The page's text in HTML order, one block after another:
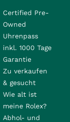
Certified Pre-
Owned
Uhrenpass
inkl. 1000 Tage
Garantie
Zu verkaufen
& gesucht
Wie alt ist
meine Rolex?
Abhol- und